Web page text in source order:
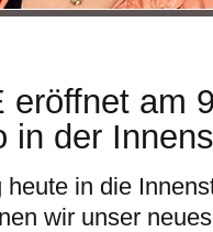
eröffnet am
in der
in die
wir unser